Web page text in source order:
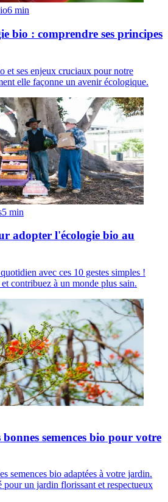
6 min
bio : comprendre ses principes
et ses enjeux cruciaux pour notre
elle façonne un avenir écologique.
5 min
adopter l'écologie bio au
avec ces 10 gestes simples !
contribuez à un monde plus sain.
semences bio pour votre
semences bio adaptées à votre jardin.
pour un jardin florissant et respectueux